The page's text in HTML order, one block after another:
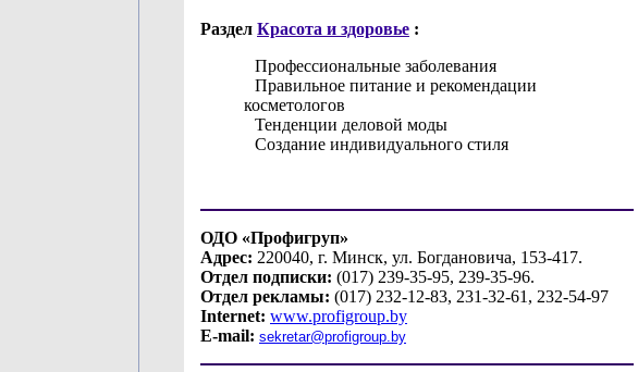
Раздел Красота и здоровье :
Профессиональные заболевания
Правильное питание и рекомендации
косметологов
Тенденции деловой моды
Создание индивидуального стиля
ОДО «Профигруп»
Адрес: 220040, г. Минск, ул. Богдановича, 153-417.
Отдел подписки: (017) 239-35-95, 239-35-96.
Отдел рекламы: (017) 232-12-83, 231-32-61, 232-54-97
Internet: www.profigroup.by
E-mail: sekretar@profigroup. by